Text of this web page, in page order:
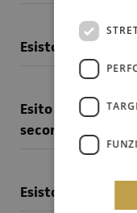
Esisto selezione
Esito selezione
secondi violini
Esisto selezione